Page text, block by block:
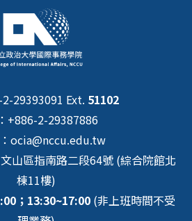
29393091 Ext. 51102
+886-2-29387886
ocia@nccu.edu.tw
山區指南路二段64號 (綜合院館北
棟11樓)
；13:30~17:00 (非上班時間不受